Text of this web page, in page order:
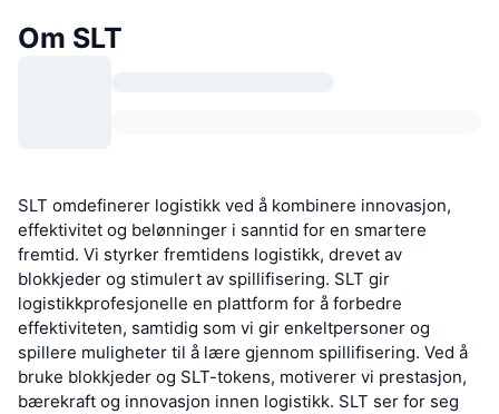
Om SLT
SLT omdefinerer logistikk ved å kombinere innovasjon,
effektivitet og belønninger i sanntid for en smartere
fremtid. Vi styrker fremtidens logistikk, drevet av
blokkjeder og stimulert av spillifisering. SLT gir
logistikkprofesjonelle en plattform for å forbedre
effektiviteten, samtidig som vi gir enkeltpersoner og
spillere muligheter til å lære gjennom spillifisering. Ved å
bruke blokkjeder og SLT-tokens, motiverer vi prestasjon,
bærekraft og innovasjon innen logistikk. SLT ser for seg